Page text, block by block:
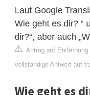
Laut Google
Wie geht es dir? “
dir?“, aber auch
Antrag auf Entfernung
vollständige Antwort auf
Wie geht es